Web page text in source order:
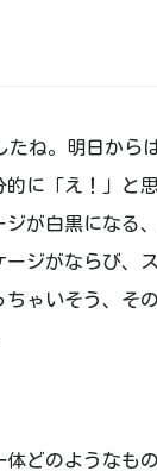
たね。明日から
に「え！」と
が白黒になる
ジがならび、
ゃいそう、そ
どのようなも